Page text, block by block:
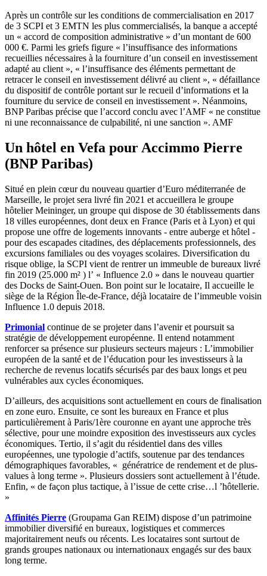
Après un contrôle sur les conditions de commercialisation en 2017
de 3 SCPI et 3 EMTN les plus commercialisés, la banque a accepté
un « accord de composition administrative » d’un montant de 600
000 €. Parmi les griefs figure « l’insuffisance des informations
recueillies nécessaires à la fourniture d’un conseil en investissement
adapté au client », « l’insuffisance des éléments permettant de
retracer le conseil en investissement délivré au client », « défaillance
du dispositif de contrôle portant sur le recueil d’informations et la
fourniture du service de conseil en investissement ». Néanmoins,
BNP Paribas précise que l’accord conclu avec l’AMF « ne constitue
ni une reconnaissance de culpabilité, ni une sanction ». AMF
Un hôtel en Vefa pour Accimmo Pierre
(BNP Paribas)
Situé en plein cœur du nouveau quartier d’Euro méditerranée de
Marseille, le projet sera livré fin 2021 et accueillera le groupe
hôtelier Meininger, un groupe qui dispose de 30 établissements dans
18 villes européennes, dont deux en France (Paris et à Lyon) et qui
propose une offre de logements innovants - entre auberge et hôtel -
pour des escapades citadines, des déplacements professionnels, des
excursions familiales ou des voyages scolaires. Diversification du
risque oblige, la SCPI vient de rentrer un immeuble de bureaux livré
fin 2019 (25.000 m² ) l’ « Influence 2.0 » dans le nouveau quartier
des Docks de Saint-Ouen. Bon point sur le locataire, Il accueille le
siège de la Région Île-de-France, déjà locataire de l’immeuble voisin
Influence 1.0 depuis 2018.
Primonial continue de se projeter dans l’avenir et poursuit sa
stratégie de développement européenne. Il entend notamment
renforcer sa présence sur plusieurs secteurs majeurs : L’immobilier
européen de la santé et de l’éducation pour les investisseurs à la
recherche de revenus locatifs sécurisés par des baux longs et peu
vulnérables aux cycles économiques.
D’ailleurs, des acquisitions sont actuellement en cours de finalisation
en zone euro. Ensuite, ce sont les bureaux en France et plus
particulièrement à Paris/1ère couronne en ayant une approche très
sélective, pour une moindre exposition des investisseurs aux cycles
économiques. Tertio, il s’agit du résidentiel dans des villes
européennes, une typologie d’actifs, soutenue par des tendances
démographiques favorables, « génératrice de rendement et de plus-
values à long terme ». Plusieurs dossiers sont actuellement à l’étude.
Enfin, « de façon plus tactique, à l’issue de cette crise…l ’hôtellerie.
»
Affinités Pierre (Groupama Gan REIM) dispose d’un patrimoine
immobilier diversifié en bureaux, logistiques et commerces
majoritairement neufs ou récents. Les locataires sont surtout de
grands groupes nationaux ou internationaux engagés sur des baux
long terme.